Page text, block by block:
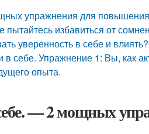
упражнения для
избавиться от
уверенность в себе и влиять?
себе. Упражнение 1: Вы, как
опыта.
— 2 мощных